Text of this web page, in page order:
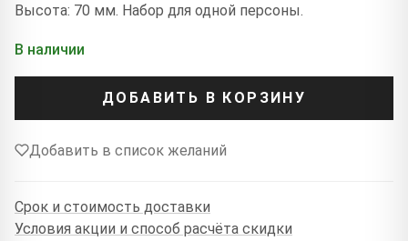
Высота: 70 мм. Набор для одной персоны.
В наличии
ДОБАВИТЬ В КОРЗИНУ
Добавить в список желаний
Срок и стоимость доставки
Условия акции и способ расчёта скидки